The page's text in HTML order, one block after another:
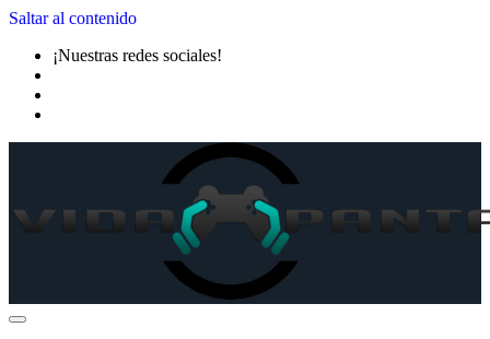
Saltar al contenido
¡Nuestras redes sociales!